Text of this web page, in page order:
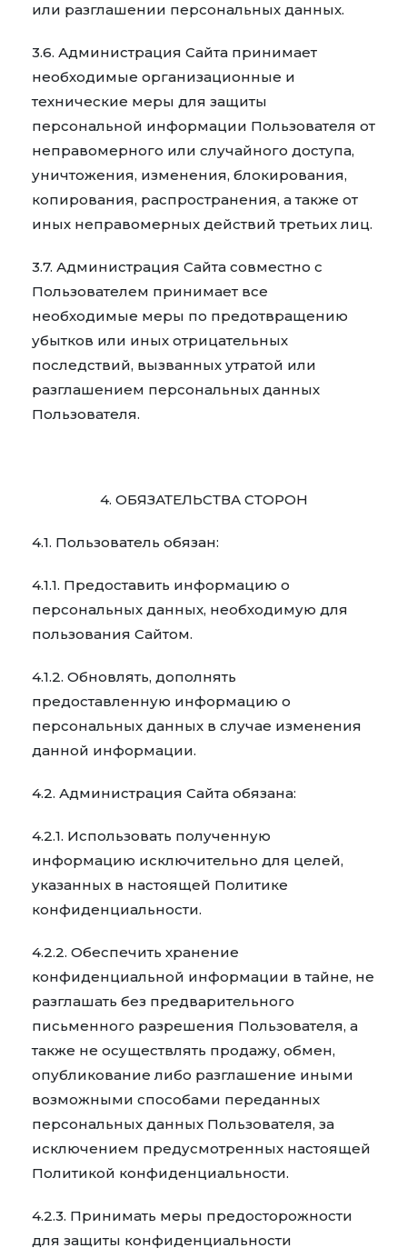
или разглашении персональных данных.
3.6. Администрация Сайта принимает
необходимые организационные и
технические меры для защиты
персональной информации Пользователя от
неправомерного или случайного доступа,
уничтожения, изменения, блокирования,
копирования, распространения, а также от
иных неправомерных действий третьих лиц.
3.7. Администрация Сайта совместно с
Пользователем принимает все
необходимые меры по предотвращению
убытков или иных отрицательных
последствий, вызванных утратой или
разглашением персональных данных
Пользователя.
4. ОБЯЗАТЕЛЬСТВА СТОРОН
4.1. Пользователь обязан:
4.1.1. Предоставить информацию о
персональных данных, необходимую для
пользования Сайтом.
4.1.2. Обновлять, дополнять
предоставленную информацию о
персональных данных в случае изменения
данной информации.
4.2. Администрация Сайта обязана:
4.2.1. Использовать полученную
информацию исключительно для целей,
указанных в настоящей Политике
конфиденциальности.
4.2.2. Обеспечить хранение
конфиденциальной информации в тайне, не
разглашать без предварительного
письменного разрешения Пользователя, а
также не осуществлять продажу, обмен,
опубликование либо разглашение иными
возможными способами переданных
персональных данных Пользователя, за
исключением предусмотренных настоящей
Политикой конфиденциальности.
4.2.3. Принимать меры предосторожности
для защиты конфиденциальности